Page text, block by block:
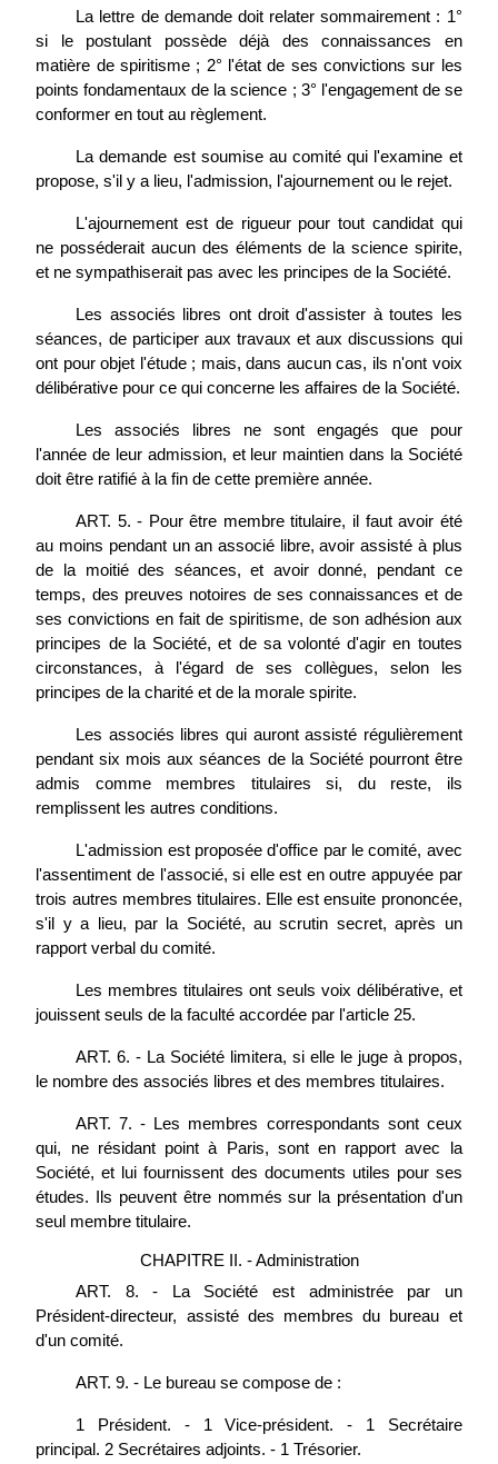
La lettre de demande doit relater sommairement : 1°
si le postulant possède déjà des connaissances en
matière de spiritisme ; 2° l'état de ses convictions sur les
points fondamentaux de la science ; 3° l'engagement de se
conformer en tout au règlement.
La demande est soumise au comité qui l'examine et
propose, s'il y a lieu, l'admission, l'ajournement ou le rejet.
L'ajournement est de rigueur pour tout candidat qui
ne posséderait aucun des éléments de la science spirite,
et ne sympathiserait pas avec les principes de la Société.
Les associés libres ont droit d'assister à toutes les
séances, de participer aux travaux et aux discussions qui
ont pour objet l'étude ; mais, dans aucun cas, ils n'ont voix
délibérative pour ce qui concerne les affaires de la Société.
Les associés libres ne sont engagés que pour
l'année de leur admission, et leur maintien dans la Société
doit être ratifié à la fin de cette première année.
ART. 5. - Pour être membre titulaire, il faut avoir été
au moins pendant un an associé libre, avoir assisté à plus
de la moitié des séances, et avoir donné, pendant ce
temps, des preuves notoires de ses connaissances et de
ses convictions en fait de spiritisme, de son adhésion aux
principes de la Société, et de sa volonté d'agir en toutes
circonstances, à l'égard de ses collègues, selon les
principes de la charité et de la morale spirite.
Les associés libres qui auront assisté régulièrement
pendant six mois aux séances de la Société pourront être
admis comme membres titulaires si, du reste, ils
remplissent les autres conditions.
L'admission est proposée d'office par le comité, avec
l'assentiment de l'associé, si elle est en outre appuyée par
trois autres membres titulaires. Elle est ensuite prononcée,
s'il y a lieu, par la Société, au scrutin secret, après un
rapport verbal du comité.
Les membres titulaires ont seuls voix délibérative, et
jouissent seuls de la faculté accordée par l'article 25.
ART. 6. - La Société limitera, si elle le juge à propos,
le nombre des associés libres et des membres titulaires.
ART. 7. - Les membres correspondants sont ceux
qui, ne résidant point à Paris, sont en rapport avec la
Société, et lui fournissent des documents utiles pour ses
études. Ils peuvent être nommés sur la présentation d'un
seul membre titulaire.
CHAPITRE II. - Administration
ART. 8. - La Société est administrée par un
Président-directeur, assisté des membres du bureau et
d'un comité.
ART. 9. - Le bureau se compose de :
1 Président. - 1 Vice-président. - 1 Secrétaire
principal. 2 Secrétaires adjoints. - 1 Trésorier.